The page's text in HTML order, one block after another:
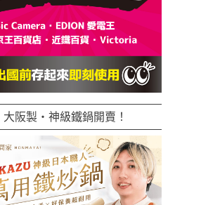
大阪製・神級鐵鍋開賣！